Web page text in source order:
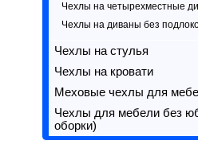
Чехлы на четырехместные
Чехлы на диваны без
Чехлы на стулья
Чехлы на кровати
Меховые чехлы для
Чехлы для мебели без
оборки)